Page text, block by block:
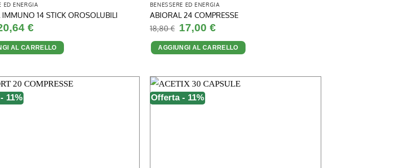
ED ENERGIA
14 STICK OROSOLUBILI
€.
€prezzo
attuale
è:
20,64 €.
AL CARRELLO
BENESSERE ED ENERGIA
ABIORAL 24 COMPRESSE
18,80€ Il
prezzo
originale
era:
18,80 €.
17,00€prezzo
attuale
è:
17,00 €.
AGGIUNGI AL CARRELLO
11% Offerta - 11%